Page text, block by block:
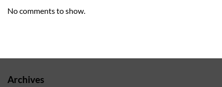
No comments to show.
Archives